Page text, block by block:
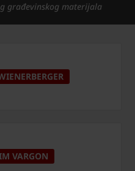
građevinskog materijala
VARGON